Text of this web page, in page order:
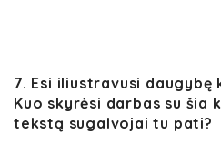
7. Esi iliustravusi
Kuo skyrėsi darbas su
tekstą sugalvojai tu pati?